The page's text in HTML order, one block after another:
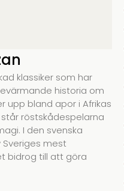
klassiker som har
historia om
upp bland apor i Afrikas
röstskådespelarna
I den svenska
mest
bidrog till att göra